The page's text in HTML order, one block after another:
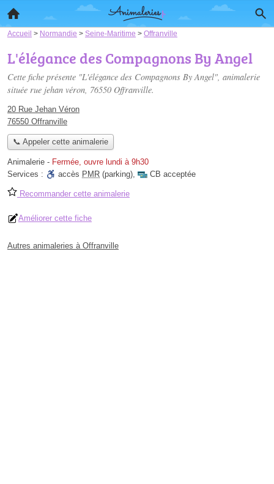
Accueil > Normandie > Seine-Maritime > Offranville
L'élégance des Compagnons By Angel
Cette fiche présente "L'élégance des Compagnons By Angel", animalerie
située rue jehan véron, 76550 Offranville.
20 Rue Jehan Véron
76550 Offranville
📞 Appeler cette animalerie
Animalerie - Fermée, ouvre lundi à 9h30
Services :
accès PMR (parking), CB acceptée
Recommander cette animalerie
Améliorer cette fiche
Autres animaleries à Offranville